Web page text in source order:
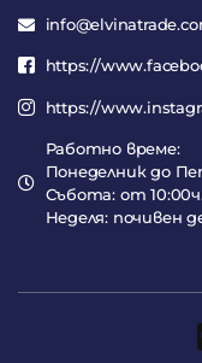
https://
https://
Работно време:
Понеделник до
Събота: от
Неделя: почивен